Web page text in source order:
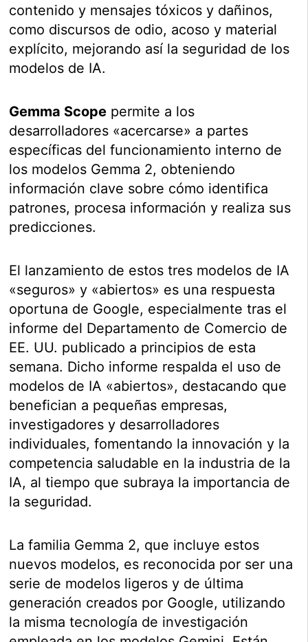
contenido y mensajes tóxicos y dañinos,
como discursos de odio, acoso y material
explícito, mejorando así la seguridad de los
modelos de IA.
Gemma Scope permite a los
desarrolladores «acercarse» a partes
específicas del funcionamiento interno de
los modelos Gemma 2, obteniendo
información clave sobre cómo identifica
patrones, procesa información y realiza sus
predicciones.
El lanzamiento de estos tres modelos de IA
«seguros» y «abiertos» es una respuesta
oportuna de Google, especialmente tras el
informe del Departamento de Comercio de
EE. UU. publicado a principios de esta
semana. Dicho informe respalda el uso de
modelos de IA «abiertos», destacando que
benefician a pequeñas empresas,
investigadores y desarrolladores
individuales, fomentando la innovación y la
competencia saludable en la industria de la
IA, al tiempo que subraya la importancia de
la seguridad.
La familia Gemma 2, que incluye estos
nuevos modelos, es reconocida por ser una
serie de modelos ligeros y de última
generación creados por Google, utilizando
la misma tecnología de investigación